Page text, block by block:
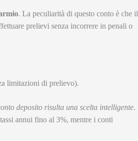
. La peculiarità di questo conto è che il
prelievi senza incorrere in penali o
limitazioni di prelievo).
deposito risulta una scelta intelligente.
annui fino al 3%, mentre i conti